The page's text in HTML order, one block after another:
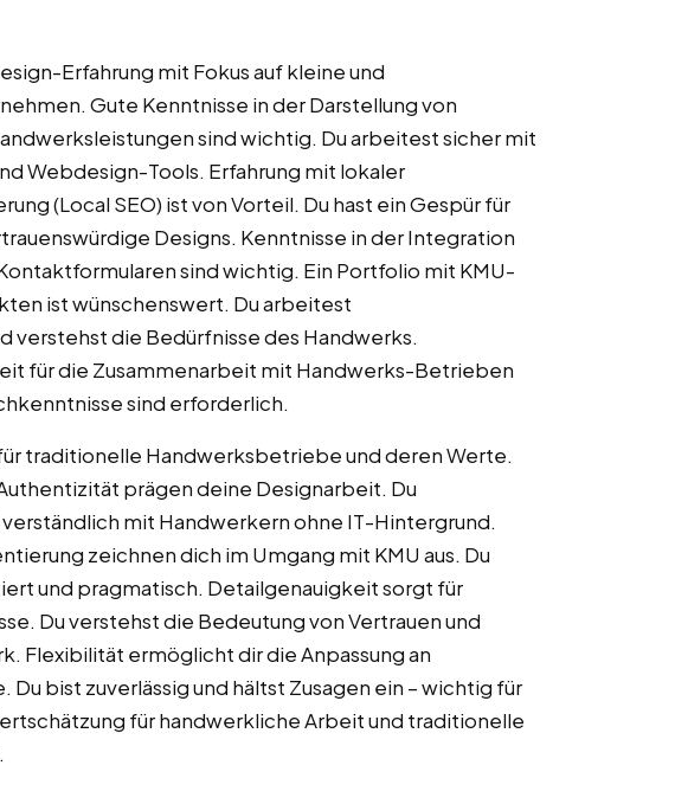
Erfahrung mit Fokus auf kleine und
Gute Kenntnisse in der Darstellung von
sind wichtig. Du arbeitest sicher mit
Webdesign-Tools. Erfahrung mit lokaler
(Local SEO) ist von Vorteil. Du hast ein Gespür für
Designs. Kenntnisse in der Integration
sind wichtig. Ein Portfolio mit KMU-
ist wünschenswert. Du arbeitest
verstehst die Bedürfnisse des Handwerks.
für die Zusammenarbeit mit Handwerks-Betrieben
sind erforderlich.
traditionelle Handwerksbetriebe und deren Werte.
prägen deine Designarbeit. Du
mit Handwerkern ohne IT-Hintergrund.
zeichnen dich im Umgang mit KMU aus. Du
und pragmatisch. Detailgenauigkeit sorgt für
Du verstehst die Bedeutung von Vertrauen und
Flexibilität ermöglicht dir die Anpassung an
bist zuverlässig und hältst Zusagen ein – wichtig für
für handwerkliche Arbeit und traditionelle